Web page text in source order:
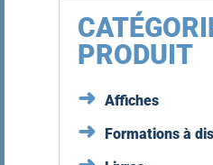
PRODUIT
Affiches
Formations à